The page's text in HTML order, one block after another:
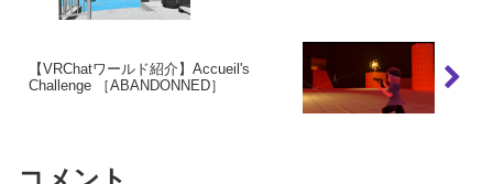
【VRChatワールド紹介】Accueil's
Challenge ［ABANDONNED］